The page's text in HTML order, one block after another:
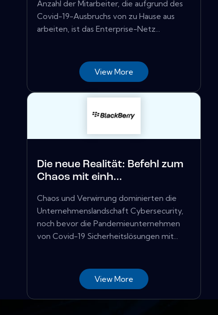
Anzahl der Mitarbeiter, die aufgrund des
Covid-19-Ausbruchs von zu Hause aus
arbeiten, ist das Enterprise-Netz...
View More
Die neue Realität: Befehl zum
Chaos mit einh...
Chaos und Verwirrung dominierten die
Unternehmenslandschaft Cybersecurity,
noch bevor die Pandemieunternehmen
von Covid-19 Sicherheitslösungen mit...
View More